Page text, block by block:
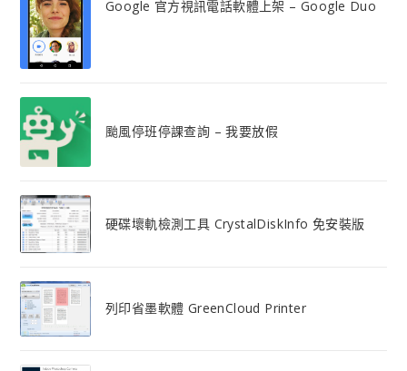
Google 官方視訊電話軟體上架 – Google Duo
颱風停班停課查詢 – 我要放假
硬碟壞軌檢測工具 CrystalDiskInfo 免安裝版
列印省墨軟體 GreenCloud Printer